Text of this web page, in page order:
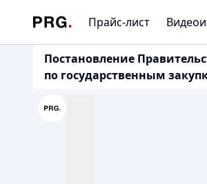
Прайс-лист
Постановление
по государственным